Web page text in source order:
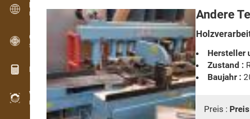
Kleinanzeigen
Internationale Anzeigen
OPTI-TIMB
Schnittbilder
Holz-Rechner
WoodProfi
Holzvolumen mit KI
Andere
Hersteller
Zustand :
Baujahr :
Preis :